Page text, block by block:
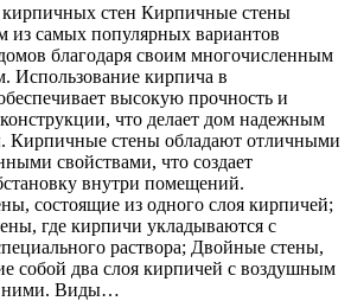
стен Кирпичные стены
из самых популярных вариантов
благодаря своим многочисленным
Использование кирпича в
высокую прочность и
конструкции, что делает дом надежным
Кирпичные стены обладают отличными
свойствами, что создает
внутри помещений.
состоящие из одного слоя кирпичей;
где кирпичи укладываются с
раствора; Двойные стены,
собой два слоя кирпичей с воздушным
ними. Виды…